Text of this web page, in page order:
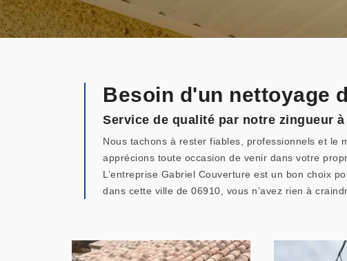
Besoin d'un nettoyage
Service de qualité par notre zingueur
Nous tachons à rester fiables, professionnels et le
apprécions toute occasion de venir dans votre
L’entreprise Gabriel Couverture est un bon choix
dans cette ville de 06910, vous n’avez rien à